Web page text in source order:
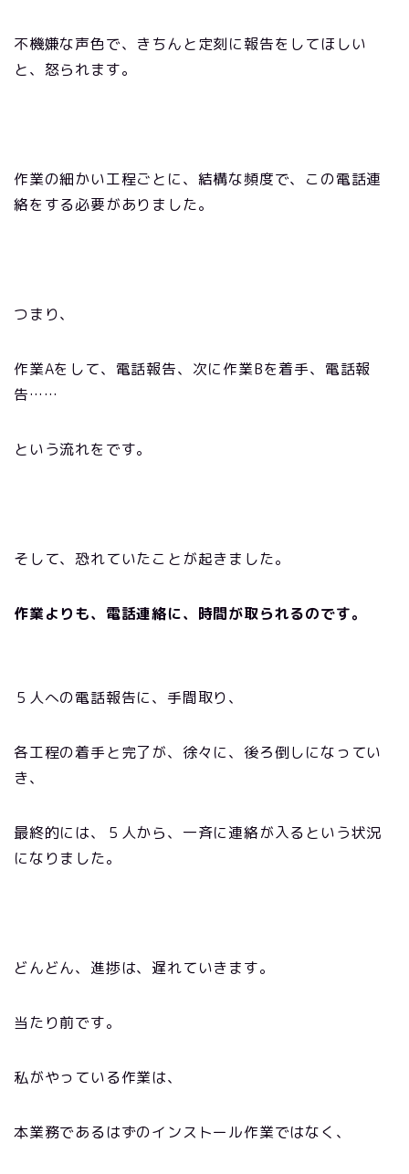
不機嫌な声色で、きちんと定刻に報告をしてほしい
と、怒られます。
作業の細かい工程ごとに、結構な頻度で、この電話連
絡をする必要がありました。
つまり、
作業Aをして、電話報告、次に作業Bを着手、電話報
告……
という流れをです。
そして、恐れていたことが起きました。
作業よりも、電話連絡に、時間が取られるのです。
５人への電話報告に、手間取り、
各工程の着手と完了が、徐々に、後ろ倒しになってい
き、
最終的には、５人から、一斉に連絡が入るという状況
になりました。
どんどん、進捗は、遅れていきます。
当たり前です。
私がやっている作業は、
本業務であるはずのインストール作業ではなく、